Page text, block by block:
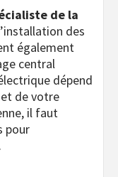
de la
des
également
central
dépend
et de votre
il faut
pour